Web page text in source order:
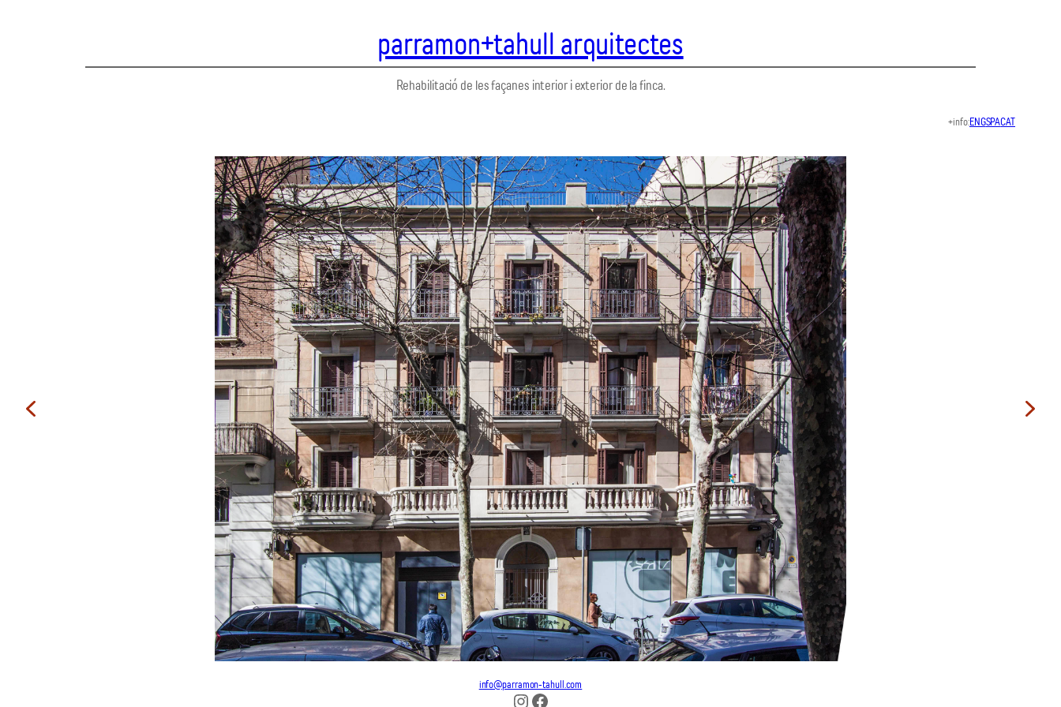
parramon+tahull arquitectes
Rehabilitació de les façanes interior i exterior de la finca.
+info:ENGSPACAT
info@parramon-tahull.com
Instagram
Facebook